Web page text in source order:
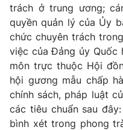
Photo
Video
VTV Money
VTV Sức khoẻ
trách ở trung ương;
quyền quản lý của Ủy
chức chuyên trách
việc của Đảng ủy Quốc
môn trực thuộc Hội
hội gương mẫu chấp
chính sách, pháp luật
các tiêu chuẩn sau
bình xét trong phong